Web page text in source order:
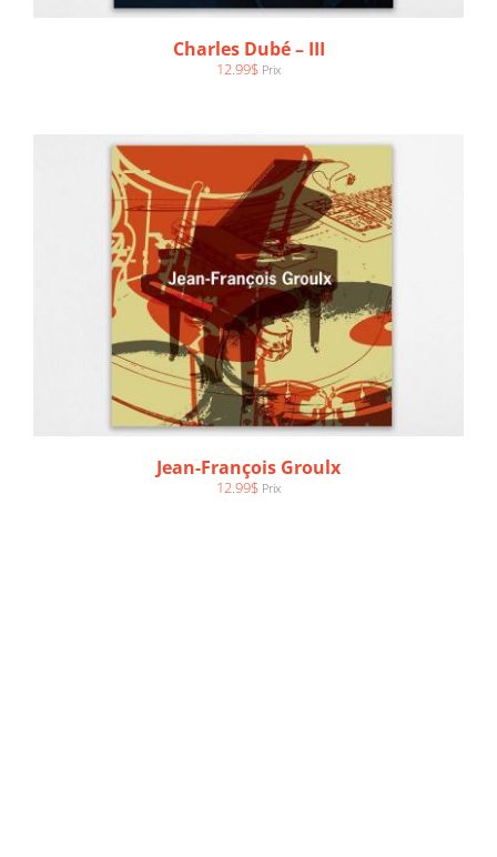
Charles Dubé – III
12.99$ Prix
Jean-François Groulx
12.99$ Prix